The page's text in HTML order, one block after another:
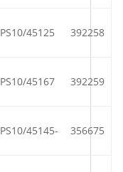
PS10/45125 392258
PS10/45167 392259
PS10/45145- 356675